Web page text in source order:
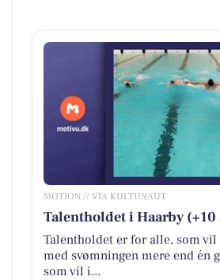
MOTION // VIA KULTUNAUT
Talentholdet i Haarby (+10
Talentholdet er for alle, som
med svømningen mere end én
som vil i...